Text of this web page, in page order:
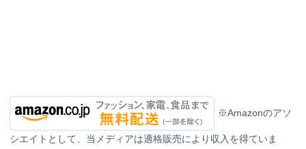
※Amazonのアソ
シエイトとして、当メディアは適格販売により収入を得ていま